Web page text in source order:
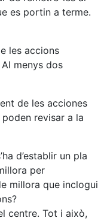
es portin a terme.
les accions
menys dos
de les acciones
revisar a la
d’establir un pla
per
millora que inclogui
centre. Tot i això,